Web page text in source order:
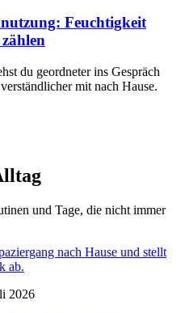
Feuchtigkeit
du geordneter ins Gespräch
mit nach Hause.
und Tage, die nicht immer
2026